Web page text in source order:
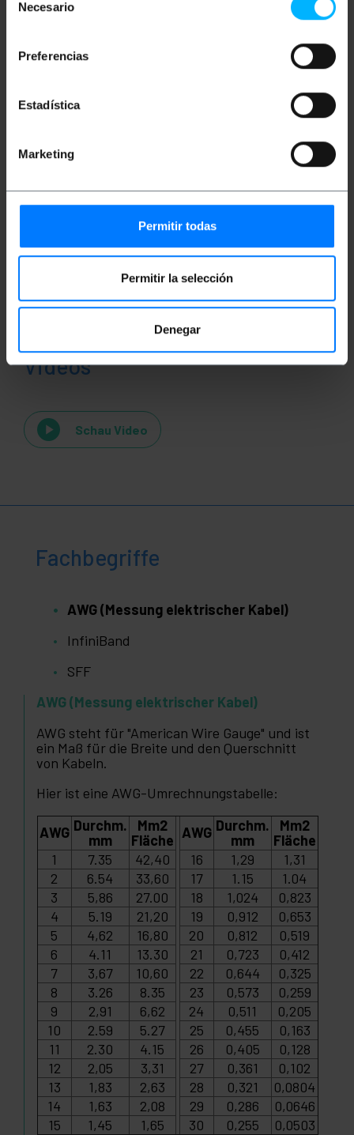
Necesario
Preferencias
Estadística
Marketing
Permitir todas
Permitir la selección
Denegar
Maße und Gewichte
Gewicht: 450 g
Produktgröße (Breite x Tiefe x Höhe): 28.0 x
Packungsgrösse: 28.0 x 24.0 x 3.0 cm
Einstufung
Videos
Schau Video
Fachbegriffe
AWG (Messung elektrischer Kabel)
InfiniBand
SFF
AWG (Messung elektrischer Kabel)
AWG steht für "American Wire Gauge" und ist
ein Maß für die Breite und den Querschnitt
von Kabeln.
Hier ist eine AWG-Umrechnungstabelle:
AWG Durchm.
mm
Mm2
Fläche AWG Durchm.
mm
Mm2
Fläche
1
7.35 42,40 16 1,29
1,31
2
6.54 33,60 17 1.15
1.04
3
5,86 27.00 18 1,024
0,823
4
5.19 21,20 19 0,912
0,653
5
4,62 16,80 20 0,812
0,519
6
4.11 13.30 21 0,723
0,412
7
3,67 10,60 22 0,644
0,325
8
3.26 8.35 23 0,573
0,259
9
2,91 6,62 24 0,511
0,205
10
2.59 5.27 25 0,455
0,163
11
2.30 4.15 26 0,405
0,128
12
2,05 3,31 27 0,361
0,102
13
1,83 2,63 28 0,321
0,0804
14
1,63 2,08 29 0,286
0,0646
15
1,45 1,65 30 0,255 0,0503